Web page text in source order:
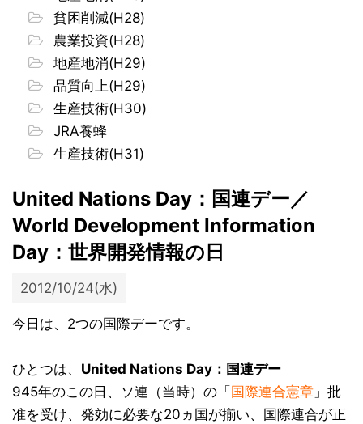
貧困削減(H28)
農業投資(H28)
地産地消(H29)
品質向上(H29)
生産技術(H30)
JRA養蜂
生産技術(H31)
United Nations Day：国連デー／
World Development Information
Day：世界開発情報の日
2012/10/24(水)
今日は、2つの国際デーです。
ひとつは、 United Nations Day：国連デー
945年のこの日、ソ連（当時）の「 国際連合憲章 」批
准を受け、発効に必要な20ヵ国が揃い、国際連合が正